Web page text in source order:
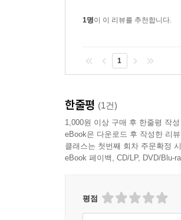
1명이 이 리뷰를 추천합니다.
1
한줄평 (1건)
1,000원 이상 구매 후 한줄평 작성
eBook은 다운로드 후 작성한 리
클래스는 첫번째 회차 주문확정
eBook 페이백, CD/LP, DVD/Blu-
평점